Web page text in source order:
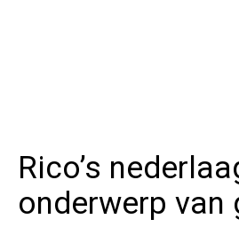
Rico’s
onderwerp van